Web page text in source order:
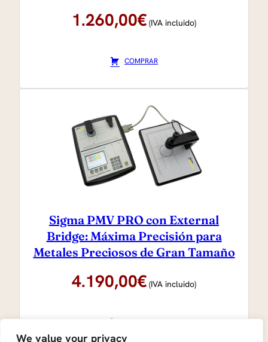
We value your privacy
1.260,00€ (IVA incluido)
COMPRAR
Sigma PMV PRO con External
Bridge: Máxima Precisión para
Metales Preciosos de Gran Tamaño
4.190,00€ (IVA incluido)